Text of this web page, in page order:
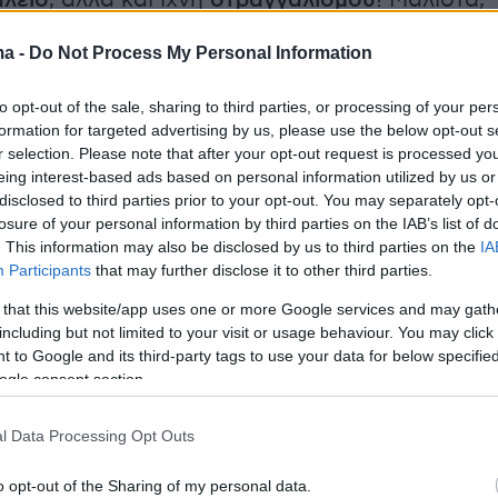
- Do Not Process My Personal Information
opt-out of the sale, sharing to third parties, or processing of your
for targeted advertising by us, please use the below opt-out
selection. Please note that after your opt-out request is processed
interest-based ads based on personal information utilized by us
to third parties prior to your opt-out. You may separately
of your personal information by third parties on the IAB’s list of
This information may also be disclosed by us to third parties on the
Participants that may further disclose it to other third parties.
that this website/app uses one or more Google services and may
but not limited to your visit or usage behaviour. You may
to Google and its third-party tags to use your data for below
consent section.
Data Processing Opt Outs
opt-out of the Sharing of my personal data.
χτυπώντας τον με ένα εργαλείο,
"κάβουρα", που δεν έχει βρεθεί ακόμη και η
ιδιοκτησίες τους συνεχίζεται.
τα παιδιά του ισχυρίστηκαν ότι
με το θύμα για τιςοικονομικές διαφορές
ότι ο 73χρονος τους επιτέθηκε πρώτος.
μόνο το γεγονός ότι πήγαν και οι τρεις μαζί
στο χωράφι του, δείχνει τις προθέσεις τους.
σχηματίζεται δικογραφία για
εισαγγελέα Πλημμελειοδικών